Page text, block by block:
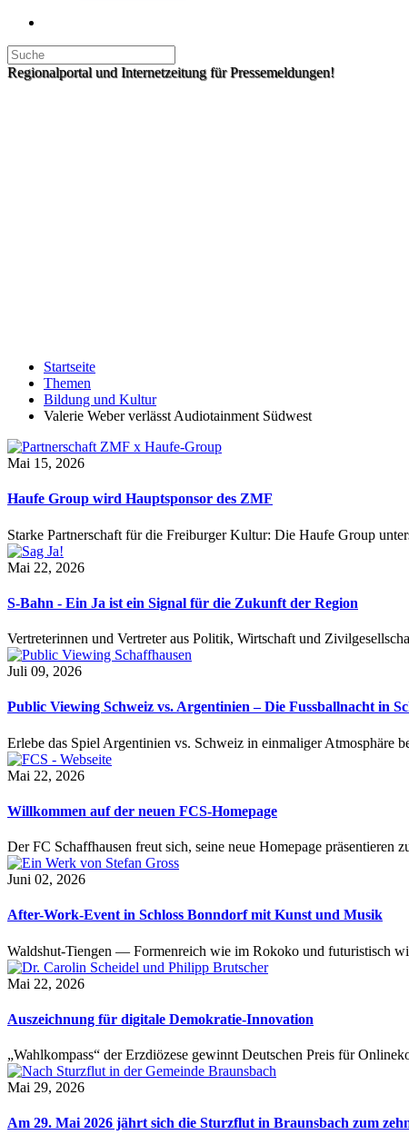
Regionalportal und Internetzeitung für Pressemeldungen!
Startseite
Themen
Bildung und Kultur
Valerie Weber verlässt Audiotainment Südwest
Mai 15, 2026
Haufe Group wird Hauptsponsor des ZMF
Starke Partnerschaft für die Freiburger Kultur: Die Haufe Group
Mai 22, 2026
S-Bahn - Ein Ja ist ein Signal für die Zukunft der Region
Vertreterinnen und Vertreter aus Politik, Wirtschaft und
Juli 09, 2026
Public Viewing Schweiz vs. Argentinien – Die Fussballnacht in
Erlebe das Spiel Argentinien vs. Schweiz in einmaliger
Mai 22, 2026
Willkommen auf der neuen FCS-Homepage
Der FC Schaffhausen freut sich, seine neue Homepage
Juni 02, 2026
After-Work-Event in Schloss Bonndorf mit Kunst und Musik
Waldshut-Tiengen — Formenreich wie im Rokoko und futuristisch
Mai 22, 2026
Auszeichnung für digitale Demokratie-Innovation
„Wahlkompass“ der Erzdiözese gewinnt Deutschen Preis für
Mai 29, 2026
Am 29. Mai 2026 jährt sich die Sturzflut in Braunsbach zum